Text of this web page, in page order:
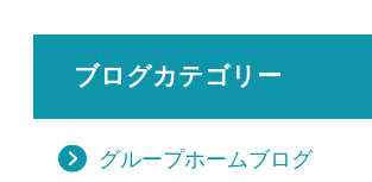
ブログカテゴリー
グループホームブログ